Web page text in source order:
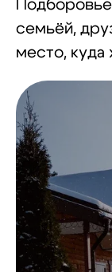
семьёй,
место, куда